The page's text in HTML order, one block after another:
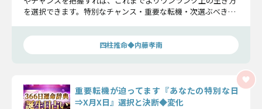
を選択できます。特別なチャンス・重要な転機・次選ぶべき選
四柱推命◆内藤孝南
重要転機が迫ってます『あなたの特別な日
⇒X月X日』選択と決断◆変化